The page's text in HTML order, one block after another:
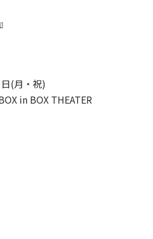
(月・祝)
in BOX THEATER